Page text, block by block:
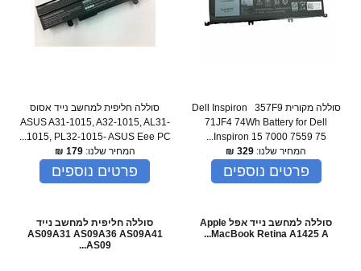
סוללה מקורית Dell Inspiron 357F9
71JF4 74Wh Battery for Dell
Inspiron 15 7000 7559 75...
המחיר שלנו: 329
₪
פרטים נוספים
סוללה חליפית למחשב נייד אסוס
ASUS A31-1015, A32-1015, AL31-
1015, PL32-1015- ASUS Eee PC...
המחיר שלנו:179
₪
פרטים נוספים
סוללה למחשב נייד אפל Apple
MacBook Retina A1425 A...
סוללה חליפית למחשב נייד
AS09A31 AS09A36 AS09A41
AS09...